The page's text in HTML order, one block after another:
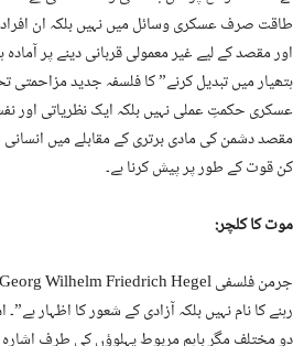
طاقت صرف عسکری وسائل میں نہیں بلکہ ان
اور مقصد کے لیے غیر معمولی قربانی دینے پر
ہتھیار میں تبدیل کرنے” کا فلسفہ جدید
عسکری حکمتِ عملی نہیں بلکہ ایک نظریاتی اور
مقصد دشمن کی مادی برتری کے مقابلے میں
کن قوت کے طور پر پیش کرنا ہے۔
موت کا کلچر:
رہنے کا نام نہیں بلکہ آزادی کے شعور کا اظہار
دو مختلف مگر باہم مربوط پہلوؤں کی طرف اشارہ